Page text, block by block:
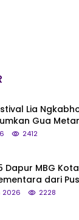
Lia
Gua
Cagar
2412
Dapur MBG
dari
2026 2228